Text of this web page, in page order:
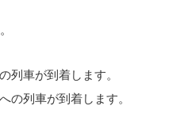
。
列車が到着します。
への列車が到着します。